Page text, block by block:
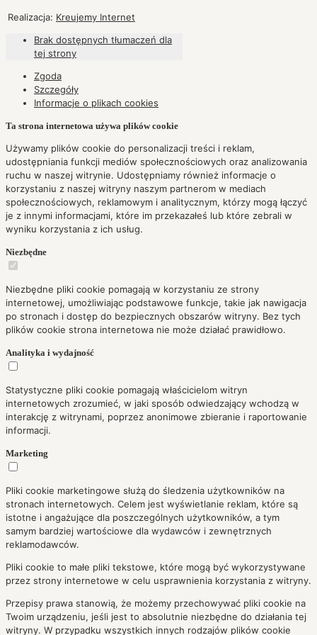
Realizacja: Kreujemy Internet
Brak dostępnych tłumaczeń dla
tej strony
Zgoda
Szczegóły
Informacje o plikach cookies
Ta strona internetowa używa plików cookie
Używamy plików cookie do personalizacji treści i reklam,
udostępniania funkcji mediów społecznościowych oraz analizowania
ruchu w naszej witrynie. Udostępniamy również informacje o
korzystaniu z naszej witryny naszym partnerom w mediach
społecznościowych, reklamowym i analitycznym, którzy mogą łączyć
je z innymi informacjami, które im przekazałeś lub które zebrali w
wyniku korzystania z ich usług.
Niezbędne
Niezbędne pliki cookie pomagają w korzystaniu ze strony
internetowej, umożliwiając podstawowe funkcje, takie jak nawigacja
po stronach i dostęp do bezpiecznych obszarów witryny. Bez tych
plików cookie strona internetowa nie może działać prawidłowo.
Analityka i wydajność
Statystyczne pliki cookie pomagają właścicielom witryn
internetowych zrozumieć, w jaki sposób odwiedzający wchodzą w
interakcję z witrynami, poprzez anonimowe zbieranie i raportowanie
informacji.
Marketing
Pliki cookie marketingowe służą do śledzenia użytkowników na
stronach internetowych. Celem jest wyświetlanie reklam, które są
istotne i angażujące dla poszczególnych użytkowników, a tym
samym bardziej wartościowe dla wydawców i zewnętrznych
reklamodawców.
Pliki cookie to małe pliki tekstowe, które mogą być wykorzystywane
przez strony internetowe w celu usprawnienia korzystania z witryny.
Przepisy prawa stanowią, że możemy przechowywać pliki cookie na
Twoim urządzeniu, jeśli jest to absolutnie niezbędne do działania tej
witryny. W przypadku wszystkich innych rodzajów plików cookie